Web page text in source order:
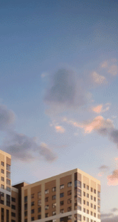
Если
здание.
„отбой“.